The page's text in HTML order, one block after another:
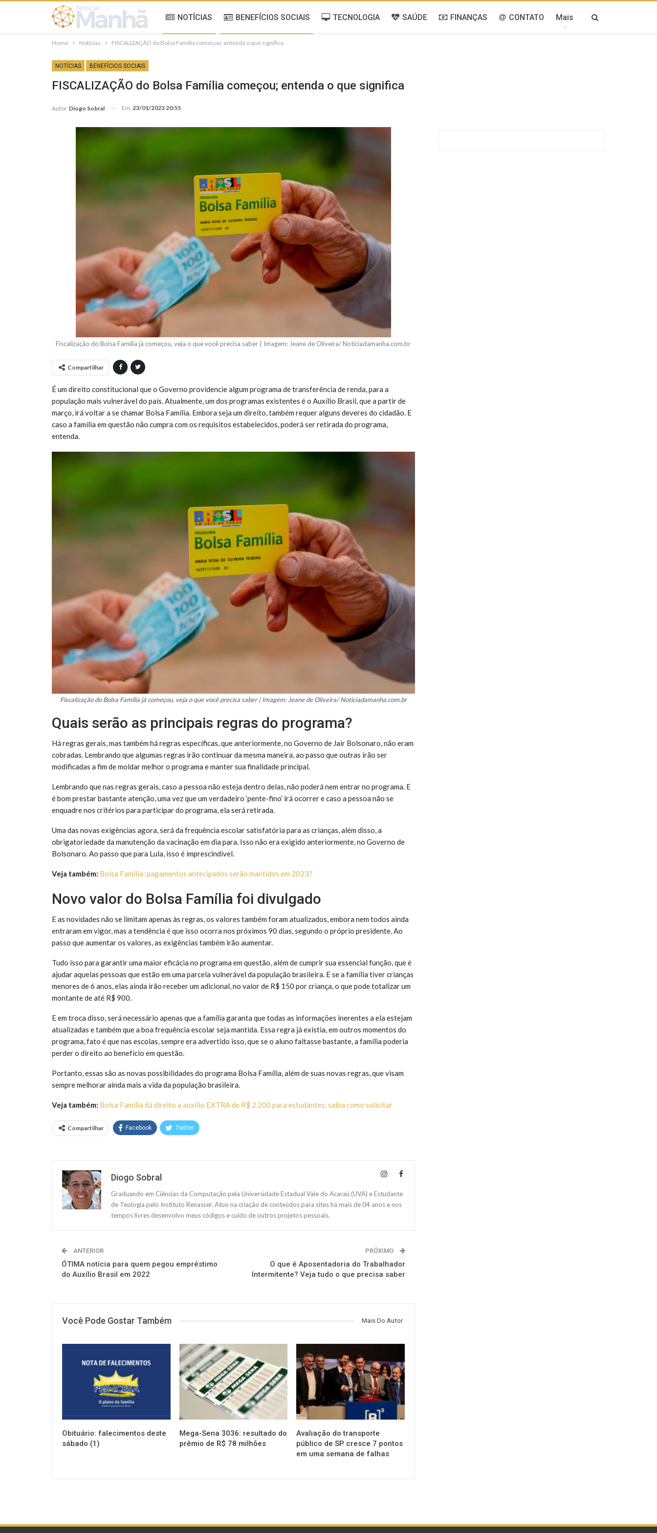
NOTÍCIAS BENEFÍCIOS SOCIAIS TECNOLOGIA SAÚDE FINANÇAS CONTATO Mais
Home Notícias FISCALIZAÇÃO do Bolsa Família começou; entenda o que significa
NOTÍCIAS BENEFÍCIOS SOCIAIS
FISCALIZAÇÃO do Bolsa Família começou; entenda o que significa
Autor Diogo Sobral Em 23/01/2023 20:55
Fiscalização do Bolsa Família já começou, veja o que você precisa saber | Imagem: Jeane de Oliveira/ Noticiadamanha.com.br
Compartilhar
É um direito constitucional que o Governo providencie algum programa de transferência de renda, para a
população mais vulnerável do país. Atualmente, um dos programas existentes é o Auxílio Brasil, que a partir de
março, irá voltar a se chamar Bolsa Família. Embora seja um direito, também requer alguns deveres do cidadão. E
caso a família em questão não cumpra com os requisitos estabelecidos, poderá ser retirada do programa,
entenda.
Fiscalização do Bolsa Família já começou, veja o que você precisa saber | Imagem: Jeane de Oliveira/ Noticiadamanha.com.br
Quais serão as principais regras do programa?
Há regras gerais, mas também há regras específicas, que anteriormente, no Governo de Jair Bolsonaro, não eram
cobradas. Lembrando que algumas regras irão continuar da mesma maneira, ao passo que outras irão ser
modificadas a fim de moldar melhor o programa e manter sua finalidade principal.
Lembrando que nas regras gerais, caso a pessoa não esteja dentro delas, não poderá nem entrar no programa. E
é bom prestar bastante atenção, uma vez que um verdadeiro ‘pente-fino’ irá ocorrer e caso a pessoa não se
enquadre nos critérios para participar do programa, ela será retirada.
Uma das novas exigências agora, será da frequência escolar satisfatória para as crianças, além disso, a
obrigatoriedade da manutenção da vacinação em dia para. Isso não era exigido anteriormente, no Governo de
Bolsonaro. Ao passo que para Lula, isso é imprescindível.
Veja também: Bolsa Família: pagamentos antecipados serão mantidos em 2023?
Novo valor do Bolsa Família foi divulgado
E as novidades não se limitam apenas às regras, os valores também foram atualizados, embora nem todos ainda
entraram em vigor, mas a tendência é que isso ocorra nos próximos 90 dias, segundo o próprio presidente. Ao
passo que aumentar os valores, as exigências também irão aumentar.
Tudo isso para garantir uma maior eficácia no programa em questão, além de cumprir sua essencial função, que é
ajudar aquelas pessoas que estão em uma parcela vulnerável da população brasileira. E se a família tiver crianças
menores de 6 anos, elas ainda irão receber um adicional, no valor de R$ 150 por criança, o que pode totalizar um
montante de até R$ 900.
E em troca disso, será necessário apenas que a família garanta que todas as informações inerentes a ela estejam
atualizadas e também que a boa frequência escolar seja mantida. Essa regra já existia, em outros momentos do
programa, fato é que nas escolas, sempre era advertido isso, que se o aluno faltasse bastante, a família poderia
perder o direito ao benefício em questão.
Portanto, essas são as novas possibilidades do programa Bolsa Família, além de suas novas regras, que visam
sempre melhorar ainda mais a vida da população brasileira.
Veja também: Bolsa Família dá direito a auxílio EXTRA de R$ 2.200 para estudantes; saiba como solicitar
Compartilhar Facebook Twitter
Diogo Sobral
Graduando em Ciências da Computação pela Universidade Estadual Vale do Acaraú (UVA) e Estudante
de Teologia pelo Instituto Renascer. Atuo na criação de conteúdos para sites há mais de 04 anos e nos
tempos livres desenvolvo meus códigos e cuido de outros projetos pessoais.
ANTERIOR
ÓTIMA notícia para quem pegou empréstimo
do Auxílio Brasil em 2022
PRÓXIMO
O que é Aposentadoria do Trabalhador
Intermitente? Veja tudo o que precisa saber
Você Pode Gostar Também Mais Do Autor
Obituário: falecimentos deste
sábado (1)
NOTÍCIAS
Mega-Sena 3036: resultado do
prêmio de R$ 78 milhões
Avaliação do transporte
público de SP cresce 7 pontos
em uma semana de falhas